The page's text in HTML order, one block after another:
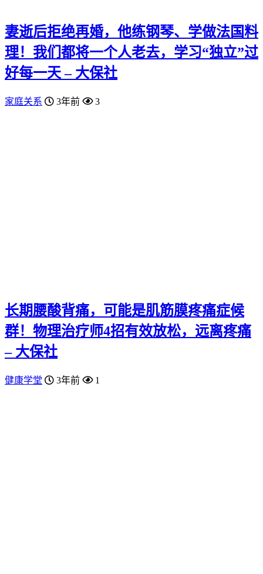
妻逝后拒绝再婚，他练钢琴、学做法国料
理！我们都将一个人老去，学习“独立”过
好每一天 – 大保社
家庭关系 3年前 3
长期腰酸背痛，可能是肌筋膜疼痛症候
群！物理治疗师4招有效放松，远离疼痛
– 大保社
健康学堂 3年前 1